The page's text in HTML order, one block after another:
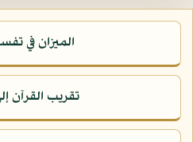
الميزان في
تقريب القرآن